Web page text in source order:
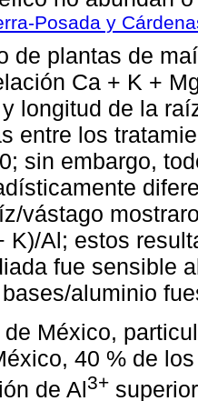
Posada y
de plantas de
Ca + K +
longitud de la
entre los
sin embargo,
vástago
K)/Al; estos
fue sensible
aluminio
México,
40 % de
de Al3+